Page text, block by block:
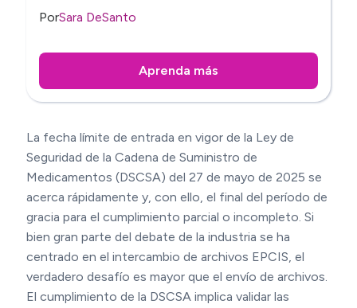
PorSara DeSanto
Aprenda más
La fecha límite de entrada en vigor de la Ley de
Seguridad de la Cadena de Suministro de
Medicamentos (DSCSA) del 27 de mayo de 2025 se
acerca rápidamente y, con ello, el final del período de
gracia para el cumplimiento parcial o incompleto. Si
bien gran parte del debate de la industria se ha
centrado en el intercambio de archivos EPCIS, el
verdadero desafío es mayor que el envío de archivos.
El cumplimiento de la DSCSA implica validar las